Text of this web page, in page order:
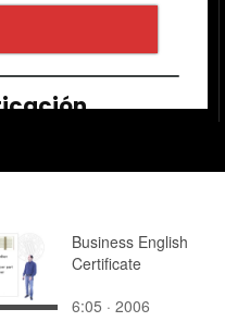
Business English
Certificate
6:05 · 2006